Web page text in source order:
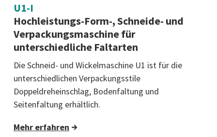
U1-I
Hochleistungs-Form-, Schneide- und
Verpackungsmaschine für
unterschiedliche Faltarten
Die Schneid- und Wickelmaschine U1 ist für die
unterschiedlichen Verpackungsstile
Doppeldreheinschlag, Bodenfaltung und
Seitenfaltung erhältlich.
Mehr erfahren